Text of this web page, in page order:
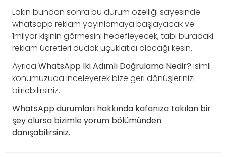
Lakin bundan sonra bu durum özelliği sayesinde
whatsapp reklam yayınlamaya başlayacak ve
1milyar kişinin görmesini hedefleyecek, tabi buradaki
reklam ücretleri dudak uçuklatıcı olacağı kesin.
Ayrıca WhatsApp İki Adımlı Doğrulama Nedir? isimli
konumuzuda inceleyerek bize geri dönüşlerinizi
bilriebilirsiniz.
WhatsApp durumları hakkında kafanıza takılan bir
şey olursa bizimle yorum bölümünden
danışabilirsiniz.